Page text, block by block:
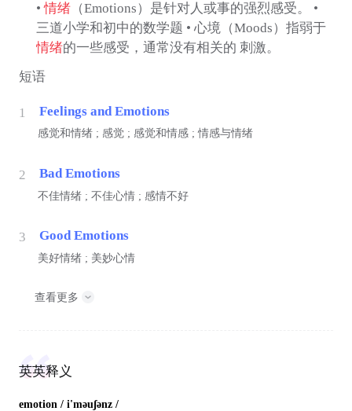
•情绪（Emotions）是针对人或事的强烈感受。 •
三道小学和初中的数学题 • 心境（Moods）指弱于
情绪的一些感受，通常没有相关的 刺激。
短语
1 Feelings and Emotions
感觉和情绪 ; 感觉 ; 感觉和情感 ; 情感与情绪
2 Bad Emotions
不佳情绪 ; 不佳心情 ; 感情不好
3 Good Emotions
美好情绪 ; 美妙心情
查看更多
英英释义
emotion / i'məuʃənz /